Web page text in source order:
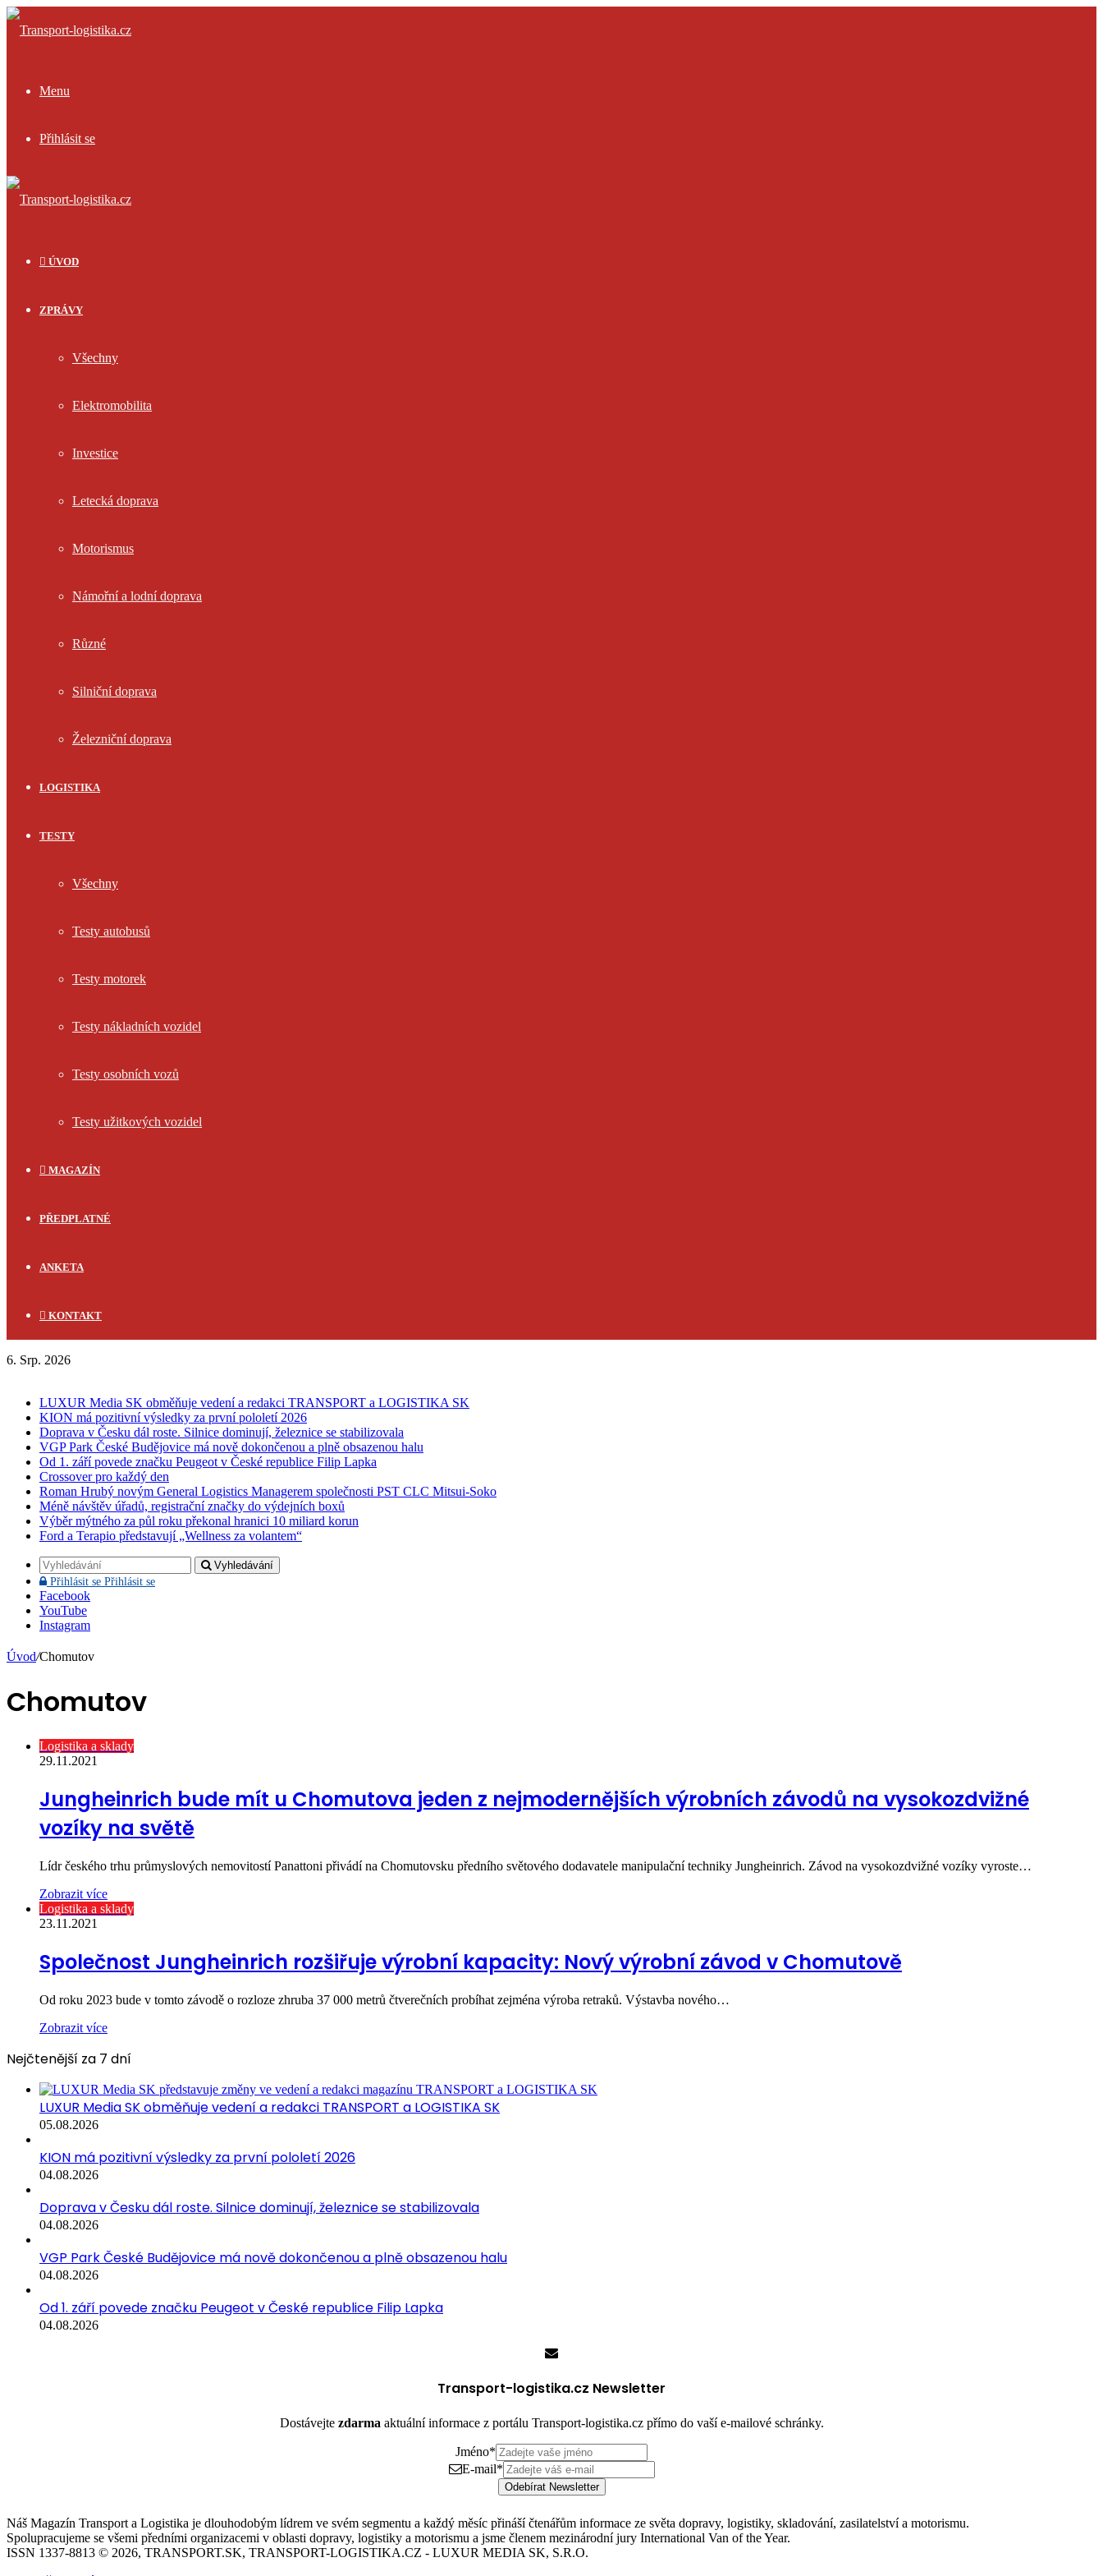
Menu
Přihlásit se
ÚVOD
ZPRÁVY
Všechny
Elektromobilita
Investice
Letecká doprava
Motorismus
Námořní a lodní doprava
Různé
Silniční doprava
Železniční doprava
LOGISTIKA
TESTY
Všechny
Testy autobusů
Testy motorek
Testy nákladních vozidel
Testy osobních vozů
Testy užitkových vozidel
MAGAZÍN
PŘEDPLATNÉ
ANKETA
KONTAKT
6. Srp. 2026
LUXUR Media SK obměňuje vedení a redakci TRANSPORT a LOGISTIKA SK
KION má pozitivní výsledky za první pololetí 2026
Doprava v Česku dál roste. Silnice dominují, železnice se stabilizovala
VGP Park České Budějovice má nově dokončenou a plně obsazenou halu
Od 1. září povede značku Peugeot v České republice Filip Lapka
Crossover pro každý den
Roman Hrubý novým General Logistics Managerem společnosti PST CLC Mitsui-Soko
Méně návštěv úřadů, registrační značky do výdejních boxů
Výběr mýtného za půl roku překonal hranici 10 miliard korun
Ford a Terapio představují „Wellness za volantem“
Vyhledávání
Přihlásit se Přihlásit se
Facebook
YouTube
Instagram
Úvod/Chomutov
Chomutov
Logistika a sklady
29.11.2021
Jungheinrich bude mít u Chomutova jeden z nejmodernějších výrobních závodů na vysokozdvižné
vozíky na světě
Lídr českého trhu průmyslových nemovitostí Panattoni přivádí na Chomutovsku předního světového dodavatele manipulační techniky Jungheinrich. Závod na vysokozdvižné vozíky vyroste…
Zobrazit více
Logistika a sklady
23.11.2021
Společnost Jungheinrich rozšiřuje výrobní kapacity: Nový výrobní závod v Chomutově
Od roku 2023 bude v tomto závodě o rozloze zhruba 37 000 metrů čtverečních probíhat zejména výroba retraků. Výstavba nového…
Zobrazit více
Nejčtenější za 7 dní
LUXUR Media SK obměňuje vedení a redakci TRANSPORT a LOGISTIKA SK
05.08.2026
KION má pozitivní výsledky za první pololetí 2026
04.08.2026
Doprava v Česku dál roste. Silnice dominují, železnice se stabilizovala
04.08.2026
VGP Park České Budějovice má nově dokončenou a plně obsazenou halu
04.08.2026
Od 1. září povede značku Peugeot v České republice Filip Lapka
04.08.2026
Transport-logistika.cz Newsletter
Dostávejte zdarma aktuální informace z portálu Transport-logistika.cz přímo do vaší e-mailové schránky.
Jméno*
E-mail*
Odebírat Newsletter
Náš Magazín Transport a Logistika je dlouhodobým lídrem ve svém segmentu a každý měsíc přináší čtenářům informace ze světa dopravy, logistiky, skladování, zasilatelství a motorismu.
Spolupracujeme se všemi předními organizacemi v oblasti dopravy, logistiky a motorismu a jsme členem mezinárodní jury International Van of the Year.
ISSN 1337-8813 © 2026, TRANSPORT.SK, TRANSPORT-LOGISTIKA.CZ - LUXUR MEDIA SK, S.R.O.